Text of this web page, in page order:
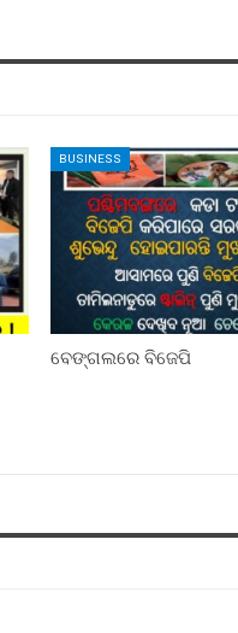
BUSINESS
ବେଙ୍ଗଲରେ ବିଜେପି